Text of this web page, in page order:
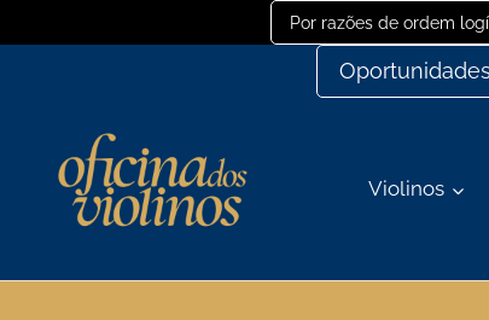
para
Por razões de ordem
Violinos